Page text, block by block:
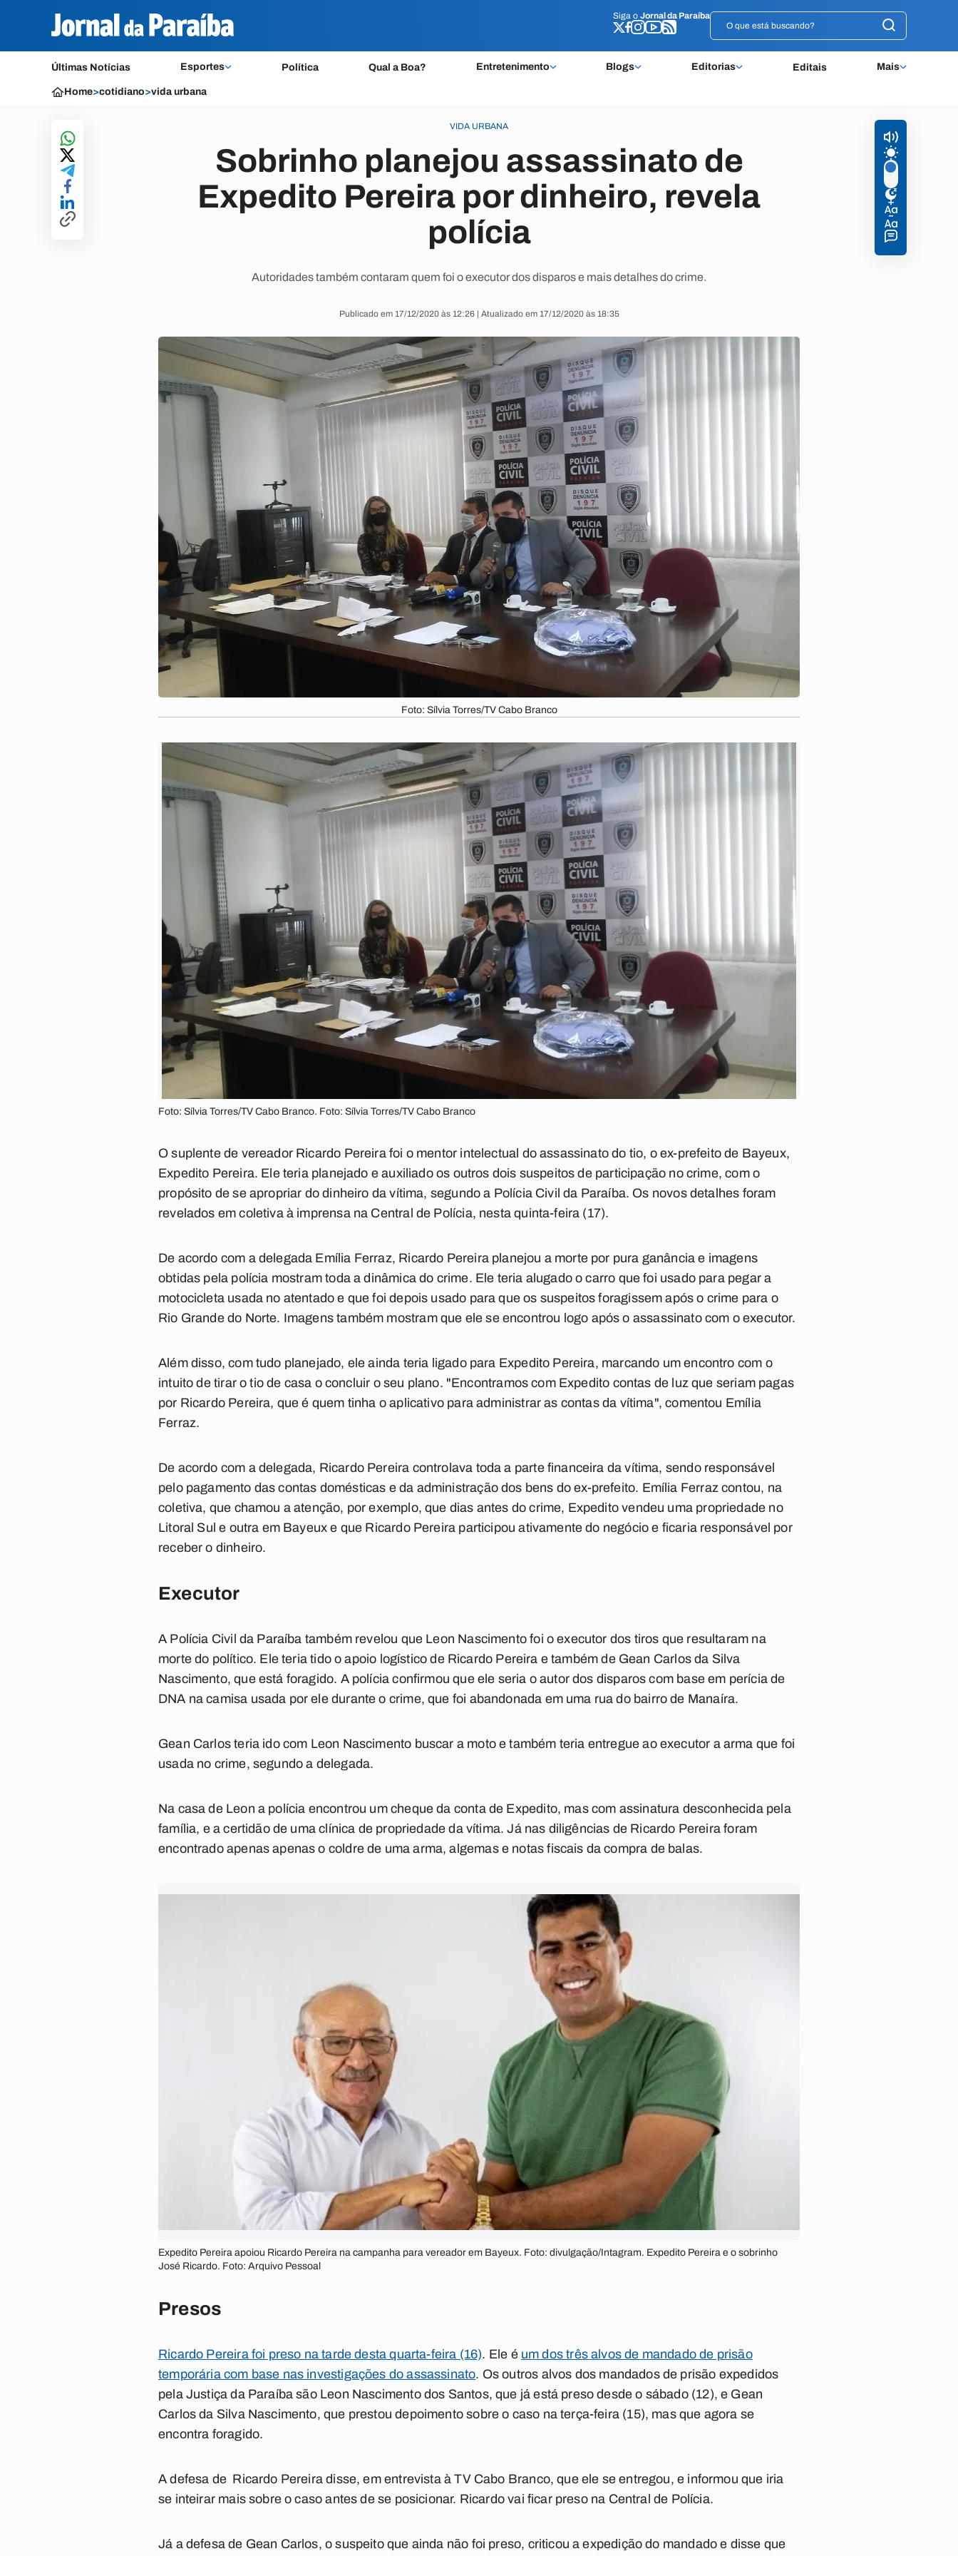
Siga o Jornal da Paraíba
Últimas Notícias Esportes Política Qual a Boa? Entretenimento Blogs Editorias Editais Mais
Siga o Jornal da Paraíba
Home>cotidiano>vida urbana
VIDA URBANA
Sobrinho planejou assassinato de
Expedito Pereira por dinheiro, revela
polícia
Autoridades também contaram quem foi o executor dos disparos e mais detalhes do crime.
Publicado em 17/12/2020 às 12:26 | Atualizado em 17/12/2020 às 18:35
Foto: Sílvia Torres/TV Cabo Branco
Foto: Sílvia Torres/TV Cabo Branco. Foto: Sílvia Torres/TV Cabo Branco
O suplente de vereador Ricardo Pereira foi o mentor intelectual do assassinato do tio, o ex-prefeito de Bayeux,
Expedito Pereira. Ele teria planejado e auxiliado os outros dois suspeitos de participação no crime, com o
propósito de se apropriar do dinheiro da vítima, segundo a Polícia Civil da Paraíba. Os novos detalhes foram
revelados em coletiva à imprensa na Central de Polícia, nesta quinta-feira (17).
De acordo com a delegada Emília Ferraz, Ricardo Pereira planejou a morte por pura ganância e imagens
obtidas pela polícia mostram toda a dinâmica do crime. Ele teria alugado o carro que foi usado para pegar a
motocicleta usada no atentado e que foi depois usado para que os suspeitos foragissem após o crime para o
Rio Grande do Norte. Imagens também mostram que ele se encontrou logo após o assassinato com o executor.
Além disso, com tudo planejado, ele ainda teria ligado para Expedito Pereira, marcando um encontro com o
intuito de tirar o tio de casa o concluir o seu plano. "Encontramos com Expedito contas de luz que seriam pagas
por Ricardo Pereira, que é quem tinha o aplicativo para administrar as contas da vítima", comentou Emília
Ferraz.
De acordo com a delegada, Ricardo Pereira controlava toda a parte financeira da vítima, sendo responsável
pelo pagamento das contas domésticas e da administração dos bens do ex-prefeito. Emília Ferraz contou, na
coletiva, que chamou a atenção, por exemplo, que dias antes do crime, Expedito vendeu uma propriedade no
Litoral Sul e outra em Bayeux e que Ricardo Pereira participou ativamente do negócio e ficaria responsável por
receber o dinheiro.
Executor
A Polícia Civil da Paraíba também revelou que Leon Nascimento foi o executor dos tiros que resultaram na
morte do político. Ele teria tido o apoio logístico de Ricardo Pereira e também de Gean Carlos da Silva
Nascimento, que está foragido. A polícia confirmou que ele seria o autor dos disparos com base em perícia de
DNA na camisa usada por ele durante o crime, que foi abandonada em uma rua do bairro de Manaíra.
Gean Carlos teria ido com Leon Nascimento buscar a moto e também teria entregue ao executor a arma que foi
usada no crime, segundo a delegada.
Na casa de Leon a polícia encontrou um cheque da conta de Expedito, mas com assinatura desconhecida pela
família, e a certidão de uma clínica de propriedade da vítima. Já nas diligências de Ricardo Pereira foram
encontrado apenas apenas o coldre de uma arma, algemas e notas fiscais da compra de balas.
Expedito Pereira apoiou Ricardo Pereira na campanha para vereador em Bayeux. Foto: divulgação/Intagram. Expedito Pereira e o sobrinho
José Ricardo. Foto: Arquivo Pessoal
Presos
Ricardo Pereira foi preso na tarde desta quarta-feira (16). Ele é um dos três alvos de mandado de prisão
temporária com base nas investigações do assassinato. Os outros alvos dos mandados de prisão expedidos
pela Justiça da Paraíba são Leon Nascimento dos Santos, que já está preso desde o sábado (12), e Gean
Carlos da Silva Nascimento, que prestou depoimento sobre o caso na terça-feira (15), mas que agora se
encontra foragido.
A defesa de Ricardo Pereira disse, em entrevista à TV Cabo Branco, que ele se entregou, e informou que iria
se inteirar mais sobre o caso antes de se posicionar. Ricardo vai ficar preso na Central de Polícia.
Já a defesa de Gean Carlos, o suspeito que ainda não foi preso, criticou a expedição do mandado e disse que